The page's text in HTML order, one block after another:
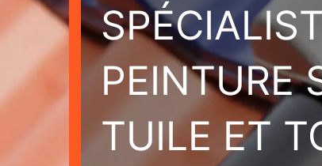
PEINTURE
TUILE ET